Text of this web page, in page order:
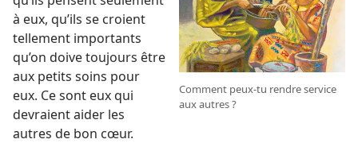
Comment peux-​tu rendre service
aux autres ?
à eux, qu’ils se croient
tellement importants
qu’on doive toujours être
aux petits soins pour
eux. Ce sont eux qui
devraient aider les
autres de bon cœur.